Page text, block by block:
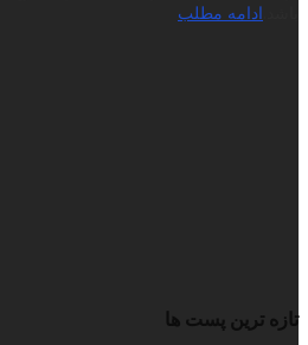
ادامه مطلب
تازه ترین پست ها